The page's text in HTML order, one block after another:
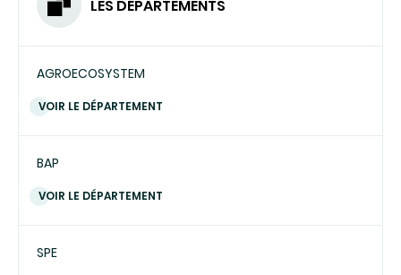
LES DÉPARTEMENTS
AGROECOSYSTEM
VOIR LE DÉPARTEMENT
BAP
VOIR LE DÉPARTEMENT
SPE